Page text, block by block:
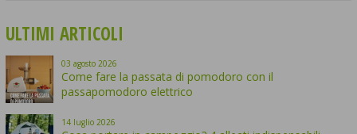
ULTIMI ARTICOLI
03 agosto 2026
Come fare la passata di pomodoro con il
passapomodoro elettrico
14 luglio 2026